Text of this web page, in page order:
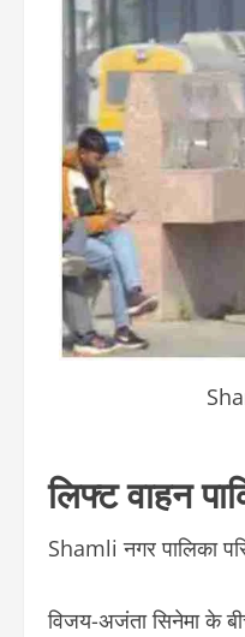
लिफ्ट वाहन
Shamli नगर पालिका
विजय-अजंता सिनेमा के